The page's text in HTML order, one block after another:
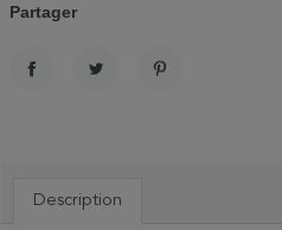
Partager
Description